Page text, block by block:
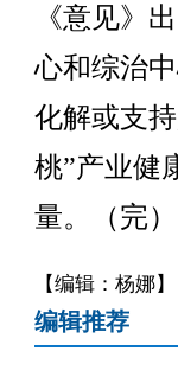
《意见》
心和综治
化解或支
桃”产业健
量。（完）
【编辑：杨娜】
编辑推荐